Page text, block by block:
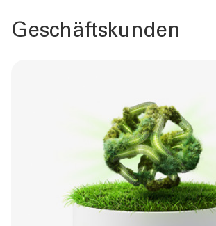
Geschäftskunden